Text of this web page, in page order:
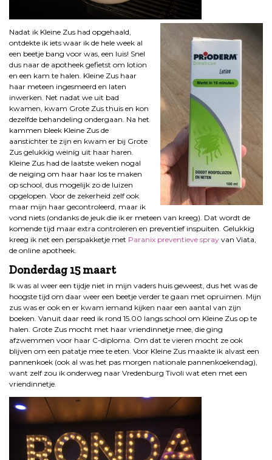
Nadat ik Kleine Zus had opgehaald,
ontdekte ik iets waar ik de hele week al
een beetje bang voor was, een luis! Snel
dus naar de apotheek gefietst om lotion
en een kam te halen. Kleine Zus haar
haar meteen ingesmeerd en laten
inwerken. Net nadat we uit bad
kwamen, kwam Grote Zus thuis en kon
dezelfde behandeling ondergaan. Na het
kammen bleek Kleine Zus de
aanstichter te zijn en kwam er bij Grote
Zus gelukkig weinig uit haar haren.
Kleine Zus had de laatste weken nogal
de neiging om haar haar los te maken
op school, dus mogelijk zo de luizen
opgelopen. Voor de zekerheid zelf ook
maar mijn haar gecontroleerd, maar ik
vond niets (ondanks de jeuk die ik er meteen van kreeg). Dat wordt de
komende tijd maar extra controleren en preventief inspuiten. Gelukkig
kreeg ik net een perspakketje met Paranix preventieve spray van Viata,
de online apotheek.
Donderdag 15 maart
Ik was al weer een tijdje niet in mijn vaders huis geweest, dus het was de
hoogste tijd om daar weer een beetje verder te gaan met opruimen. Mijn
zus was er ook en er kwam iemand kijken naar een aantal van zijn
boeken. Vanuit daar reed ik rond 15.00 langs school om Kleine Zus op te
halen. Grote Zus mocht met haar vriendinnetje mee, die ging
afzwemmen voor haar C-diploma. Om dat te vieren mocht ze ook
blijven om een patatje mee te eten. Voor Kleine Zus maakte ik alvast een
pannenkoek (ook al was het pas morgen nationale pannenkoekendag),
want zelf zou ik onderweg naar Vredenburg Tivoli wat eten met een
vriendinnetje.